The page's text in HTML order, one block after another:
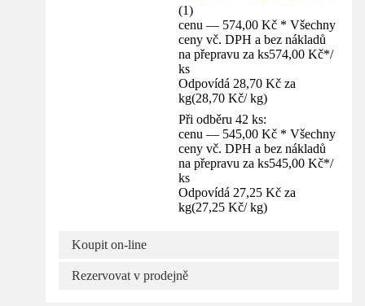
(1)
cenu — 574,00 Kč * Všechny
ceny vč. DPH a bez nákladů
na přepravu za ks574,00 Kč*/
ks
Odpovídá 28,70 Kč za
kg(28,70 Kč/ kg)
Při odběru 42 ks:
cenu — 545,00 Kč * Všechny
ceny vč. DPH a bez nákladů
na přepravu za ks545,00 Kč*/
ks
Odpovídá 27,25 Kč za
kg(27,25 Kč/ kg)
Koupit on-line
Rezervovat v prodejně